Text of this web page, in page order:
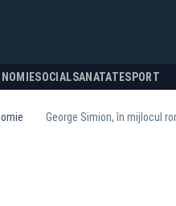
SOCIALSANATATESPORT
George Simion, în mijlocul